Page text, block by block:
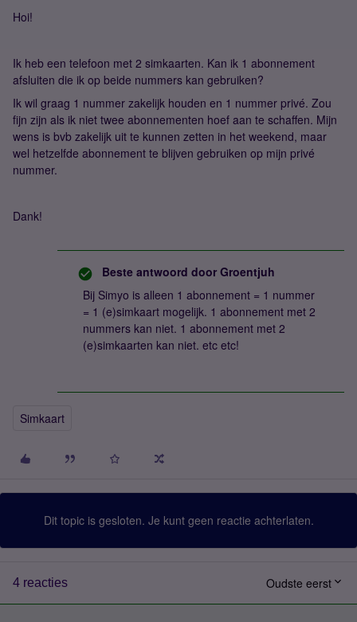
Hoi!
Ik heb een telefoon met 2 simkaarten. Kan ik 1 abonnement
afsluiten die ik op beide nummers kan gebruiken?
Ik wil graag 1 nummer zakelijk houden en 1 nummer privé. Zou
fijn zijn als ik niet twee abonnementen hoef aan te schaffen. Mijn
wens is bvb zakelijk uit te kunnen zetten in het weekend, maar
wel hetzelfde abonnement te blijven gebruiken op mijn privé
nummer.
Dank!
Beste antwoord door Groentjuh
Bij Simyo is alleen 1 abonnement = 1 nummer
= 1 (e)simkaart mogelijk. 1 abonnement met 2
nummers kan niet. 1 abonnement met 2
(e)simkaarten kan niet. etc etc!
Simkaart
Dit topic is gesloten. Je kunt geen reactie achterlaten.
4 reacties Oudste eerst